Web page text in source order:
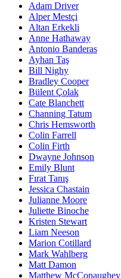
Adam Driver
Alper Mestçi
Altan Erkekli
Anne Hathaway
Antonio Banderas
Ayhan Taş
Bill Nighy
Bradley Cooper
Bülent Çolak
Cate Blanchett
Channing Tatum
Chris Hemsworth
Colin Farrell
Colin Firth
Dwayne Johnson
Emily Blunt
Fırat Tanış
Jessica Chastain
Julianne Moore
Juliette Binoche
Kristen Stewart
Liam Neeson
Marion Cotillard
Mark Wahlberg
Matt Damon
Matthew McConaughey